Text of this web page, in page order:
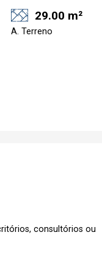
29.00 m²
A. Terreno
consultórios ou